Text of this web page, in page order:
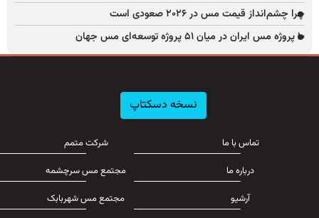
چرا چشم‌انداز قیمت مس در ۲۰۲۶ صعودی است
۱۰ پروژه مس ایران در میان ۵۱ پروژه توسعه‌ای مس جهان
نسخه دسکتاپ
تماس با ما
درباره ما
آرشیو
شرکت متمم
مجتمع مس سرچشمه
مجتمع مس شهربابک